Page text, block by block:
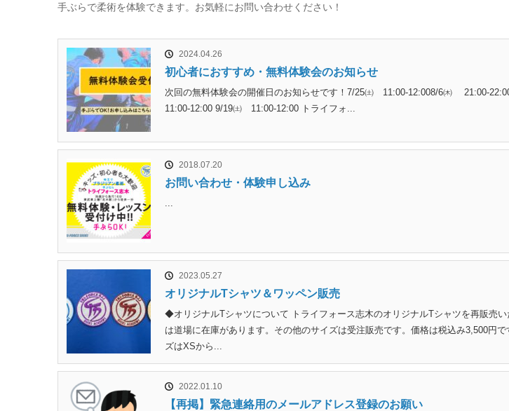
手ぶらで柔術を体験できます。お気軽にお問い合わせください！
2024.04.26
初心者におすすめ・無料体験会のお知らせ
次回の無料体験会の開催日のお知らせです！7/25㈯ 11:00-12:008/6㈭ 21:00-
11:00-12:00 9/19㈯ 11:00-12:00 トライフォ...
2018.07.20
お問い合わせ・体験申し込み
2023.05.27
オリジナルTシャツ＆ワッペン販売
◆オリジナルTシャツについて トライフォース志木のオリジナルTシャツを再販売
は道場に在庫があります。その他のサイズは受注販売です。価格は税込み3,500円
ズはXSから...
2022.01.10
【再掲】緊急連絡用のメールアドレス登録のお願い